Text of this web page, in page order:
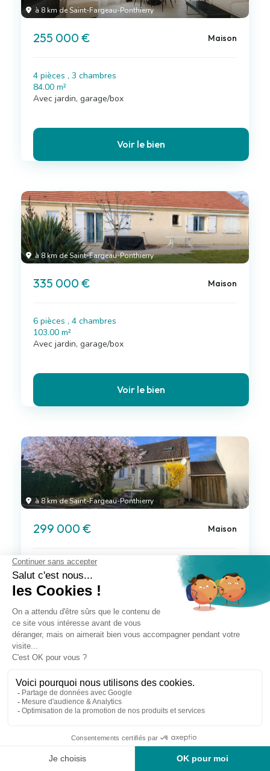
à 8 km de Saint-Fargeau-Ponthierry
255 000 € Maison
4 pièces , 3 chambres
84.00 m²
Avec jardin, garage/box
Voir le bien
à 8 km de Saint-Fargeau-Ponthierry
335 000 € Maison
6 pièces , 4 chambres
103.00 m²
Avec jardin, garage/box
Voir le bien
à 8 km de Saint-Fargeau-Ponthierry
299 000 € Maison
5 pièces , 3 chambres
87.00 m²
Avec jardin
Voir le bien
à 8 km de Saint-Fargeau-Ponthierry